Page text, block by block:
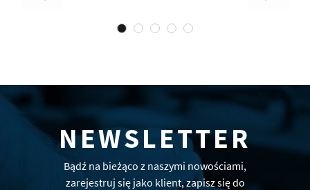
NEWSLETTER
Bądź na bieżąco z naszymi nowościami,
zarejestruj się jako klient, zapisz się do